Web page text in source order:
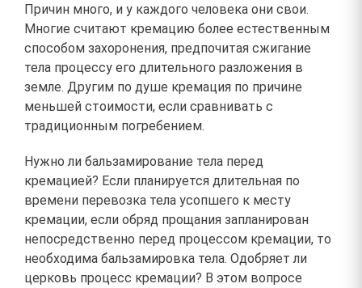
Причин много, и у каждого человека они свои.
Многие считают кремацию более естественным
способом захоронения, предпочитая сжигание
тела процессу его длительного разложения в
земле. Другим по душе кремация по причине
меньшей стоимости, если сравнивать с
традиционным погребением.
Нужно ли бальзамирование тела перед
кремацией? Если планируется длительная по
времени перевозка тела усопшего к месту
кремации, если обряд прощания запланирован
непосредственно перед процессом кремации, то
необходима бальзамировка тела. Одобряет ли
церковь процесс кремации? В этом вопросе